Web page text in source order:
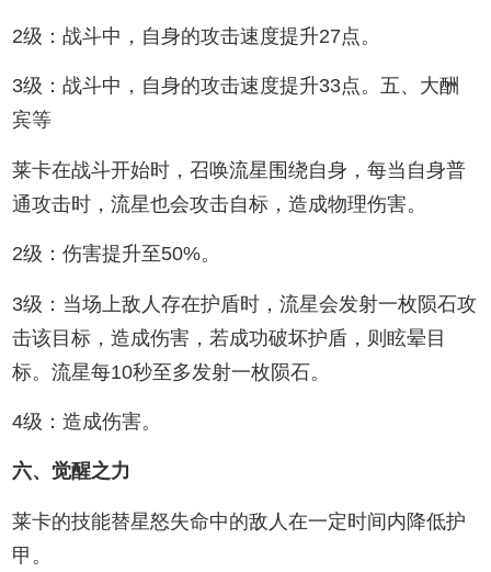
2级：战斗中，自身的攻击速度提升27点。
3级：战斗中，自身的攻击速度提升33点。五、大酬
宾等
莱卡在战斗开始时，召唤流星围绕自身，每当自身普
通攻击时，流星也会攻击自标，造成物理伤害。
2级：伤害提升至50%。
3级：当场上敌人存在护盾时，流星会发射一枚陨石攻
击该目标，造成伤害，若成功破坏护盾，则眩晕目
标。流星每10秒至多发射一枚陨石。
4级：造成伤害。
六、觉醒之力
莱卡的技能替星怒失命中的敌人在一定时间内降低护
甲。